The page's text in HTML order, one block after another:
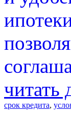
читать
срок кредита,